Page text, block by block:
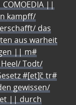
||
kampff/
das
aus warheit
|| m#
Todt/
#[et]c̃ tr#
gewissen/
|| durch